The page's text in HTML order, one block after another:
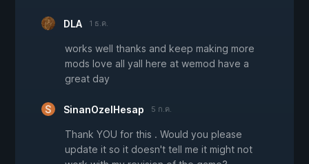
DLA 1 ธ.ค.
works well thanks and keep making more
mods love all yall here at wemod have a
great day
SinanOzelHesap 5 ก.ค.
Thank YOU for this . Would you please
update it so it doesn't tell me it might not